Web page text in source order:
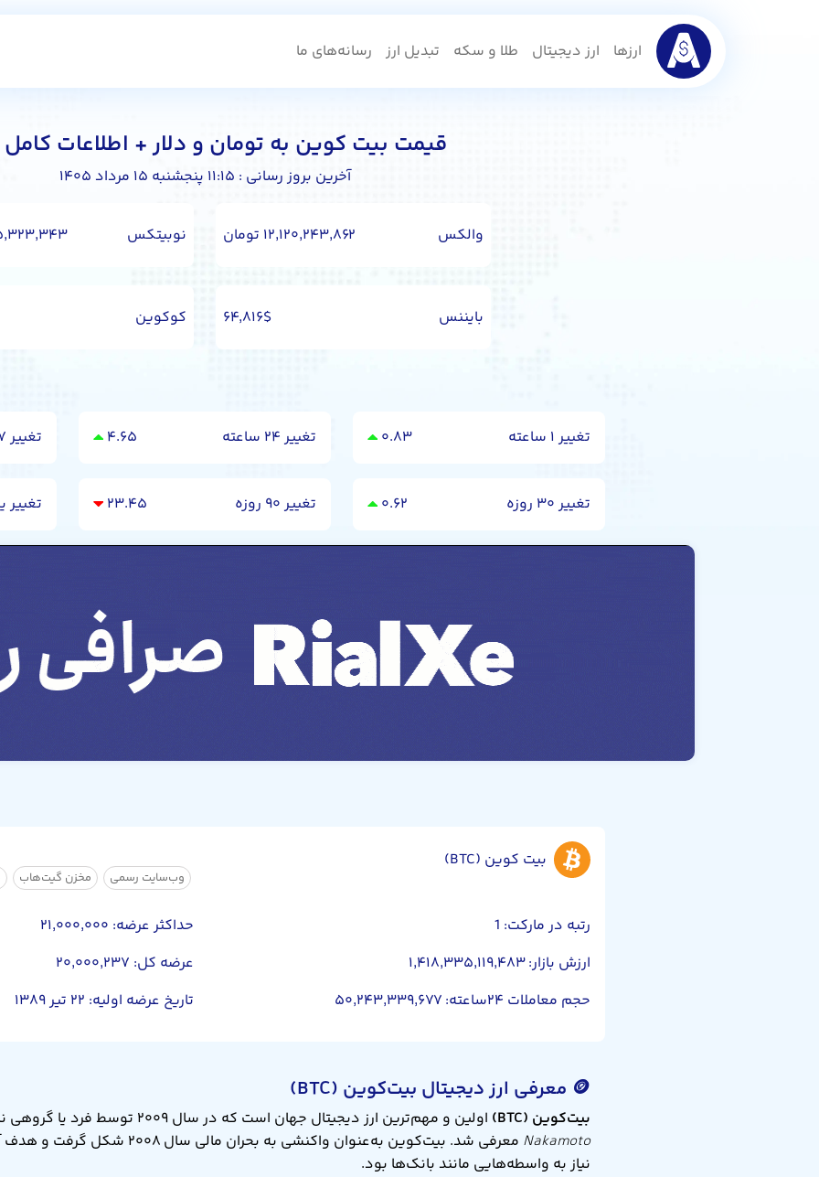
ارزها ارز دیجیتال طلا و سکه تبدیل ارز رسانه‌های ما
قیمت بیت کوین به تومان و دلار + اطلاعات کامل
آخرین بروز رسانی : ۱۱:۱۵ پنجشنبه ۱۵ مرداد ۱۴۰۵
والکس ۱۲,۱۲۰,۲۴۳,۸۶۲ تومان نوبیتکس
بایننس ۶۴,۸۱۶$ کوکوین
تغییر ۱ ساعته ۰.۸۳ تغییر ۲۴ ساعته ۴.۶۵ تغییر ۷ روزه
تغییر ۳۰ روزه ۰.۶۲ تغییر ۹۰ روزه ۲۳.۴۵ تغییر
بیت کوین (BTC)
وب‌سایت رسمی مخزن گیت‌هاب
رتبه در مارکت: 1
ارزش بازار: ۱,۴۱۸,۳۳۵,۱۱۹,۴۸۳
حجم معاملات ۲۴ساعته: ۵۰,۲۴۳,۳۳۹,۶۷۷
حداکثر عرضه: ۲۱,۰۰۰,۰۰۰
عرضه کل: ۲۰,۰۰۰,۲۳۷
تاریخ عرضه اولیه: ۲۲ تیر ۱۳۸۹
🪙 معرفی ارز دیجیتال بیت‌کوین (BTC)
بیت‌کوین (BTC) اولین و مهم‌ترین ارز دیجیتال جهان است که در سال ۲۰۰۹ توسط فرد یا گروهی ناشناس با نام مستعار
Nakamoto
معرفی شد. بیت‌کوین به‌عنوان واکنشی به
نیاز به واسطه‌هایی مانند بانک‌ها بود.